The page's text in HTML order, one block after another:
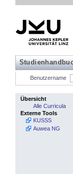
Benutzername
Übersicht
Alle Curricula
Externe Tools
KUSSS
Auwea NG